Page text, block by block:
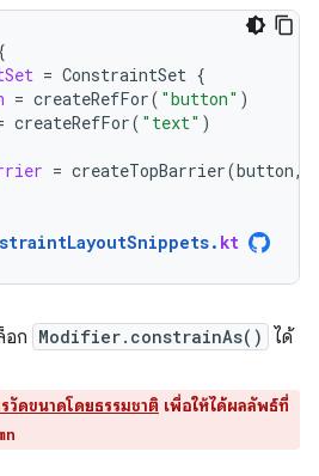
= ConstraintSet {
= createRefFor( "button" )
createRefFor( "text" )
= createTopBarrier(button,
. kt
ก Modifier.constrainAs() ได้
วัดขนาดโดยธรรมชาติ เพื่อให้ได้ผลลัพธ์ที่